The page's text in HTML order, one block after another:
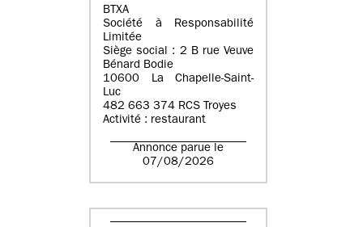
BTXA
Société à Responsabilité
Limitée
Siège social : 2 B rue Veuve
Bénard Bodie
10600 La Chapelle-Saint-
Luc
482 663 374 RCS Troyes
Activité : restaurant
Annonce parue le
07/08/2026